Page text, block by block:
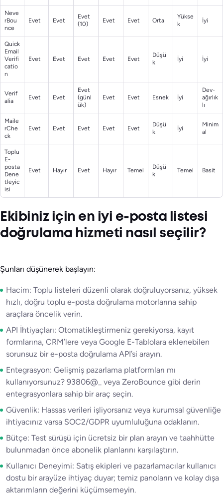
Neve
rBou
nce
Evet Evet
Evet
(10)
Evet Evet Orta
Yükse
k
İyi
Quick
Email
Verifi
catio
n
Evet Evet Evet Evet Evet
Düşü
k
İyi İyi
Verif
alia
Evet Evet
Evet
(günl
ük)
Evet Evet Esnek İyi
Dev-
ağırlık
lı
Maile
rChe
ck
Evet Evet Evet Evet Evet
Düşü
k
İyi
Minim
al
Toplu
E-
posta
Dene
tleyic
isi
Evet Hayır Evet Hayır Temel
Düşü
k
Temel Basit
Ekibiniz için en iyi e-posta listesi
doğrulama hizmeti nasıl seçilir?
Şunları düşünerek başlayın:
Hacim: Toplu listeleri düzenli olarak doğruluyorsanız, yüksek
hızlı, doğru toplu e-posta doğrulama motorlarına sahip
araçlara öncelik verin.
API İhtiyaçları: Otomatikleştirmeniz gerekiyorsa, kayıt
formlarına, CRM’lere veya Google E-Tablolara eklenebilen
sorunsuz bir e-posta doğrulama API’si arayın.
Entegrasyon: Gelişmiş pazarlama platformları mı
kullanıyorsunuz? 93806@_ veya ZeroBounce gibi derin
entegrasyonlara sahip bir araç seçin.
Güvenlik: Hassas verileri işliyorsanız veya kurumsal güvenliğe
ihtiyacınız varsa SOC2/GDPR uyumluluğuna odaklanın.
Bütçe: Test sürüşü için ücretsiz bir plan arayın ve taahhütte
bulunmadan önce abonelik planlarını karşılaştırın.
Kullanıcı Deneyimi: Satış ekipleri ve pazarlamacılar kullanıcı
dostu bir arayüze ihtiyaç duyar; temiz panoların ve kolay dışa
aktarımların değerini küçümsemeyin.